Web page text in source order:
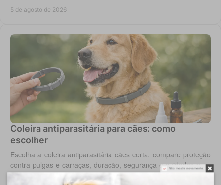
Não mostre novamente.
5 de agosto de 2026
Coleira antiparasitária para cães: como
escolher
Escolha a coleira antiparasitária cães certa: compare proteção
contra pulgas e carraças, duração, segurança e cuidados para
cada rotina diária do cão.
4 de agosto de 2026